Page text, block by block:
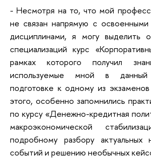
- Несмотря на то, что мой
не связан напрямую с освоенными
дисциплинами, я могу выделить
специализаций курс
рамках которого получил
используемые мной в
подготовке к одному из
этого, особенно запомнились
по курсу «Денежно-кредитная
макроэкономической
подробному разбору
событий и решению необычных